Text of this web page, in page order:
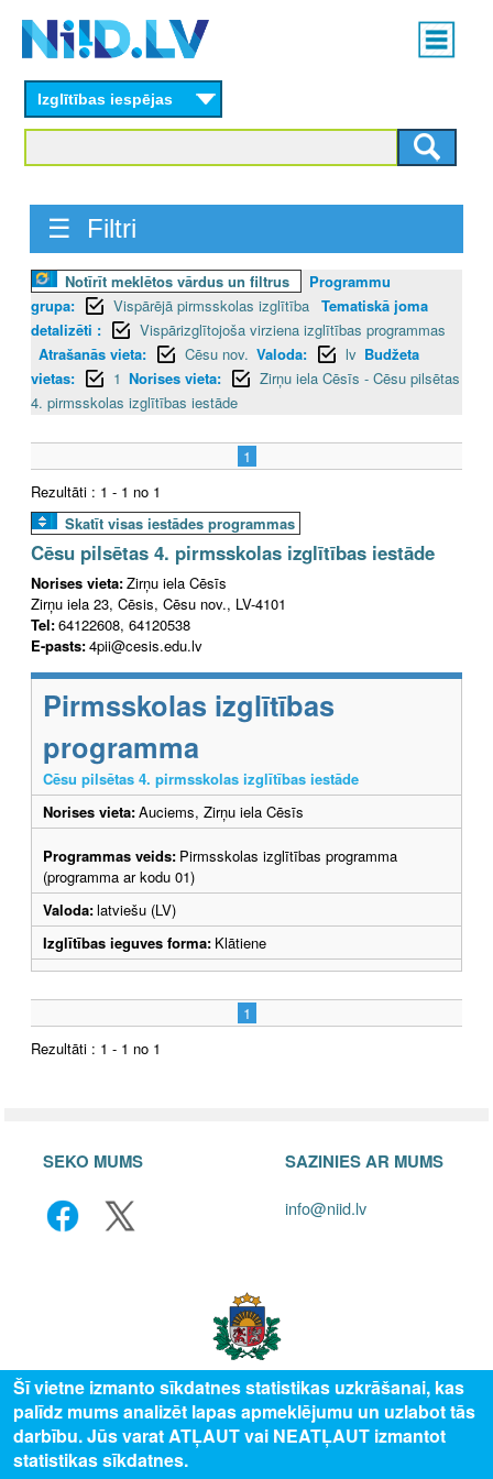
content
Main
menu
Izglītības iespējas
☰ Filtri
Notīrīt meklētos vārdus un filtrus
Programmu
grupa:
Vispārējā pirmsskolas izglītība Tematiskā joma
detalizēti :
Vispārizglītojoša virziena izglītības programmas
Atrašanās vieta:
Cēsu nov. Valoda: lv Budžeta
vietas:
1 Norises vieta:
Zirņu iela Cēsīs - Cēsu pilsētas
4. pirmsskolas izglītības iestāde
1
Rezultāti : 1 - 1 no 1
Skatīt visas iestādes programmas
Cēsu pilsētas 4. pirmsskolas izglītības iestāde
Norises vieta:Zirņu iela Cēsīs
Zirņu iela 23, Cēsis, Cēsu nov., LV-4101
Tel:64122608, 64120538
E-pasts:4pii@cesis.edu.lv
Pirmsskolas izglītības
programma
Cēsu pilsētas 4. pirmsskolas izglītības iestāde
Norises vieta:Auciems, Zirņu iela Cēsīs
Programmas veids: Pirmsskolas izglītības programma
(programma ar kodu 01)
Valoda:latviešu (LV)
Izglītības ieguves forma: Klātiene
1
Rezultāti : 1 - 1 no 1
SEKO MUMS SAZINIES AR MUMS
info@niid.lv
© 2025 Valsts izglītības attīstības aģentūra, publicētā satura visas tiesības
Šī vietne izmanto sīkdatnes statistikas uzkrāšanai, kas
palīdz mums analizēt lapas apmeklējumu un uzlabot tās
darbību. Jūs varat ATĻAUT vai NEATĻAUT izmantot
statistikas sīkdatnes.